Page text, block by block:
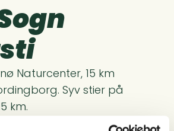
Naturcenter, 15 km
Syv stier på
km.
sogn sporet er et vildt